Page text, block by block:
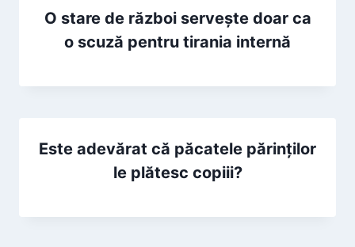
O stare de război servește doar ca
o scuză pentru tirania internă
Este adevărat că păcatele părinților
le plătesc copiii?